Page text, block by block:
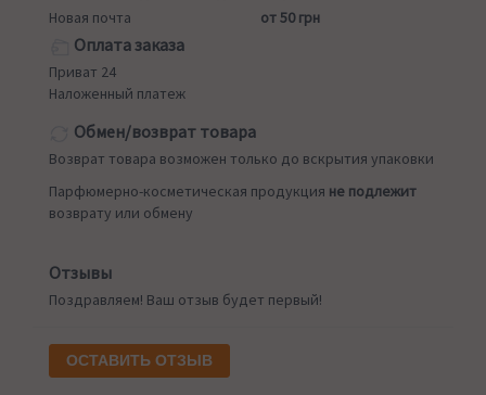
Новая почта от 50 грн
Оплата заказа
Приват 24
Наложенный платеж
Обмен/возврат товара
Возврат товара возможен только до вскрытия упаковки
Парфюмерно-косметическая продукция не подлежит
возврату или обмену
Отзывы
Поздравляем! Ваш отзыв будет первый!
ОСТАВИТЬ ОТЗЫВ